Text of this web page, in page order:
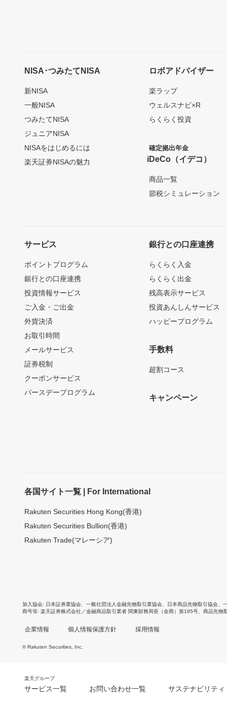
NISA･つみたてNISA
新NISA
一般NISA
つみたてNISA
ジュニアNISA
NISAをはじめるには
楽天証券NISAの魅力
ロボアドバイザー
楽ラップ
ウェルスナビ×R
らくらく投資
確定拠出年金
iDeCo（イデコ）
商品一覧
節税シミュレーション
サービス
ポイントプログラム
銀行との口座連携
投資情報サービス
ご入金・ご出金
外貨決済
お取引時間
メールサービス
証券税制
クーポンサービス
バースデープログラム
銀行との口座連携
らくらく入金
らくらく出金
残高表示サービス
投資あんしんサービス
ハッピープログラム
手数料
超割コース
キャンペーン
各国サイト一覧 | For International
Rakuten Securities Hong Kong(香港)
Rakuten Securities Bullion(香港)
Rakuten Trade(マレーシア)
加入協会 日本証券業協会 一般社団法人金融先物取引業協会 日本商品先物取引協会
商号等 楽天証券株式会社／金融商品取引業者 関東財務局長（金商）第195号、商品先物
企業情報 個人情報保護方針 採用情報
© Rakuten Securities, Inc.
楽天グループ
サービス一覧 お問い合わせ一覧 サステナビリティ